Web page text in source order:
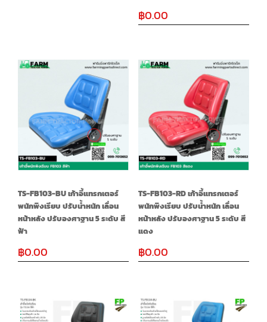
฿0.00
TS-FB103-BU เก้าอี้แทรกเตอร์
พนักพิงเรียบ ปรับน้ำหนัก เลื่อน
หน้าหลัง ปรับองศาฐาน 5 ระดับ สี
ฟ้า
฿0.00
TS-FB103-RD เก้าอี้แทรกเตอร์
พนักพิงเรียบ ปรับน้ำหนัก เลื่อน
หน้าหลัง ปรับองศาฐาน 5 ระดับ สี
แดง
฿0.00